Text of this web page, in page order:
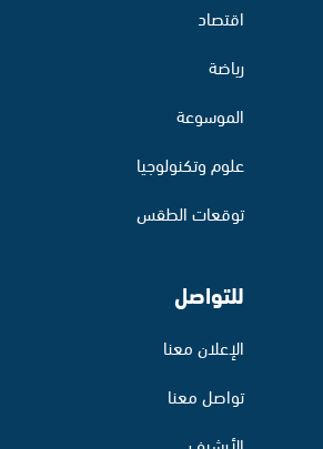
اقتصاد
رياضة
الموسوعة
علوم وتكنولوجيا
توقعات الطقس
للتواصل
الإعلان معنا
تواصل معنا